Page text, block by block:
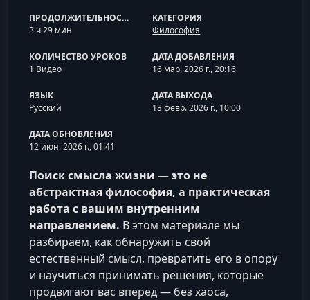
ПРОДОЛЖИТЕЛЬНОСТЬ
3 ч 29 мин
КАТЕГОРИЯ
Философия
КОЛИЧЕСТВО УРОКОВ
1 Видео
ДАТА ДОБАВЛЕНИЯ
16 мар. 2026 г., 20:16
ЯЗЫК
Русский
ДАТА ВЫХОДА
18 февр. 2026 г., 10:00
ДАТА ОБНОВЛЕНИЯ
12 июн. 2026 г., 01:41
Поиск смысла жизни — это не
абстрактная философия, а практическая
работа с вашим внутренним
направлением. В этом материале мы
разбираем, как обнаружить свой
естественный смысл, превратить его в опору
и научиться принимать решения, которые
продвигают вас вперед — без хаоса,